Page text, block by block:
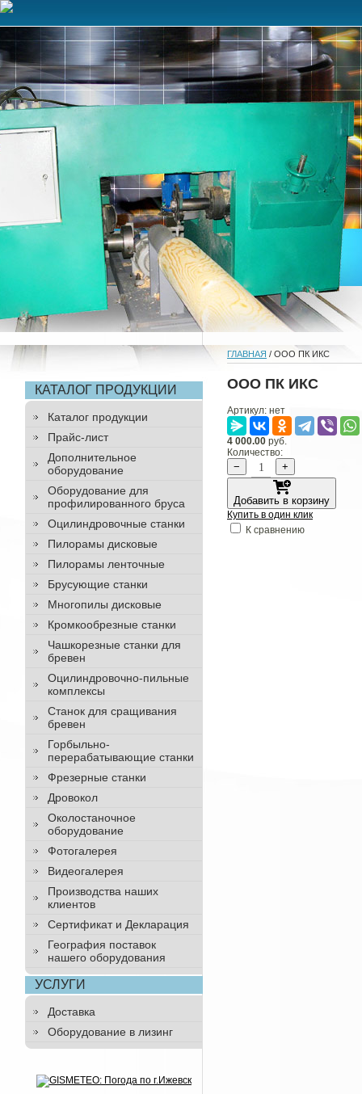
КАТАЛОГ ПРОДУКЦИИ
Каталог продукции
Прайс-лист
Дополнительное
оборудование
Оборудование для
профилированного бруса
Оцилиндровочные станки
Пилорамы дисковые
Пилорамы ленточные
Брусующие станки
Многопилы дисковые
Кромкообрезные станки
Чашкорезные станки для
бревен
Оцилиндровочно-пильные
комплексы
Станок для сращивания
бревен
Горбыльно-
перерабатывающие станки
Фрезерные станки
Дровокол
Околостаночное
оборудование
Фотогалерея
Видеогалерея
Производства наших
клиентов
Сертификат и Декларация
География поставок
нашего оборудования
УСЛУГИ
Доставка
Оборудование в лизинг
ГЛАВНАЯ / ООО ПК ИКС
ООО ПК ИКС
Артикул: нет
4 000.00 руб.
Количество:
− +
Добавить в корзину
Купить в один клик
К сравнению